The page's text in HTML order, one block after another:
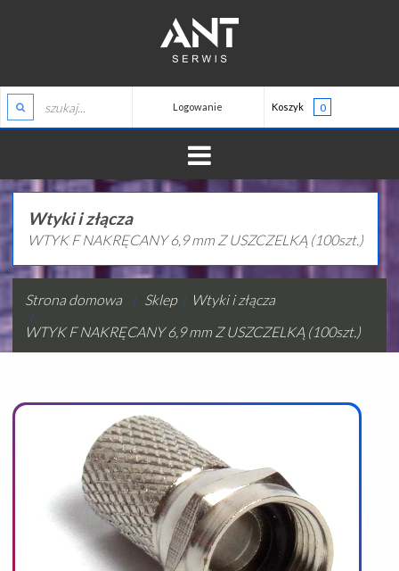
Logowanie
REJESTRACJA
Koszyk 0
O NAS
TELEWIZJA
REFERENCJE
KONTAKT
Wtyki i złącza
WTYK F NAKRĘCANY 6,9 mm Z USZCZELKĄ (100szt.)
Strona domowa Sklep
Wtyki i złącza
WTYK F NAKRĘCANY 6,9 mm Z USZCZELKĄ (100szt.)